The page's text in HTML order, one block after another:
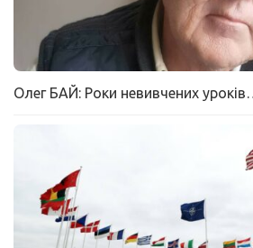
Олег БАЙ: Роки невивчених уроків…